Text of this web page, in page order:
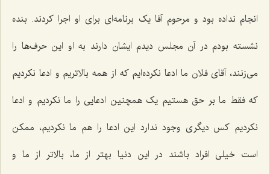
انجام نداده بود و مرحوم آقا یک برنامه‌ای برای او اجرا کردند. بنده
نشسته بودم در آن مجلس دیدم ایشان دارند به او این حرف‌ها را
می‌زنند، آقای فلان ما ادعا نکرده‌ایم که از همه بالاتریم و ادعا نکردیم
که فقط ما بر حق هستیم یک همچنین ادعایی را ما نکردیم و ادعا
نکردیم کس دیگری وجود ندارد این ادعا را هم ما نکردیم، ممکن
است خیلی افراد باشند در این دنیا بهتر از ما، بالاتر از ما و